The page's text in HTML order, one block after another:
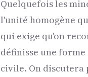
Quelquefois les
l'unité homogène
qui exige qu'on
définisse une
civile. On